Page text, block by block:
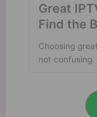
Great
Find the
Choosing
not confusing.